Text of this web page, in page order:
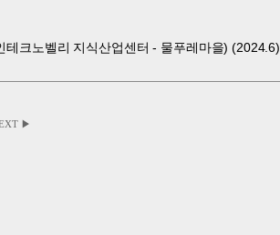
크노벨리 지식산업센터 - 물푸레마을) (2024.6)
▶